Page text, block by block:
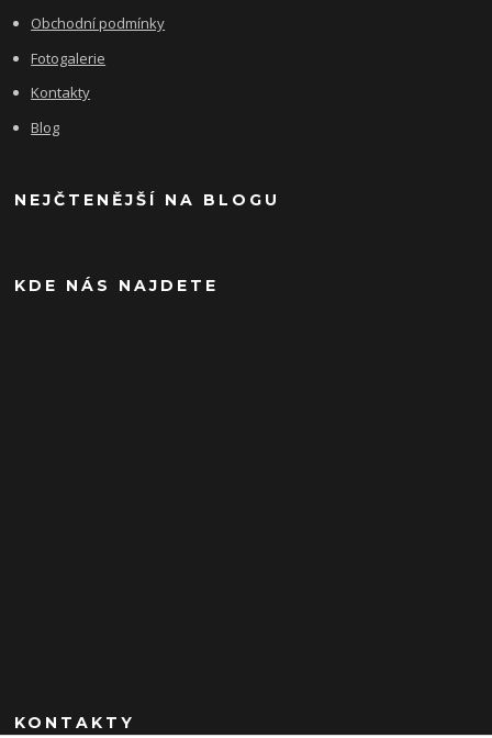
Obchodní podmínky
Fotogalerie
Kontakty
Blog
NEJČTENĚJŠÍ NA BLOGU
KDE NÁS NAJDETE
KONTAKTY